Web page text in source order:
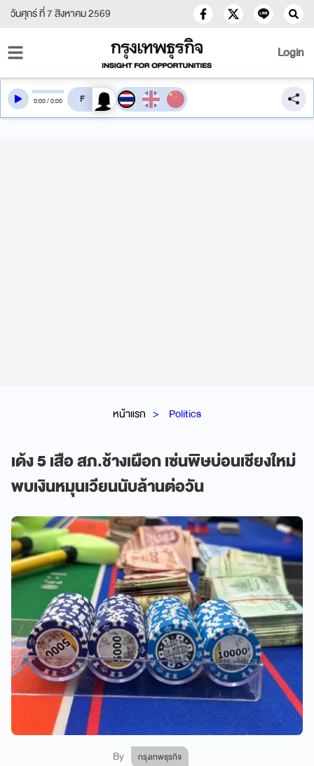
วันศุกร์ ที่ 7 สิงหาคม 2569
Login
หน้าแรก Politics
เด้ง 5 เสือ สภ.ช้างเผือก เซ่นพิษบ่อนเชียงใหม่
พบเงินหมุนเวียนนับล้านต่อวัน
By กรุงเทพธุรกิจ
0:00/0:00 สลับเสียงอ่าน